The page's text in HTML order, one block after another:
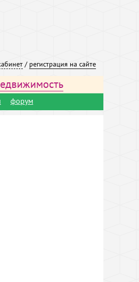
/ регистрация на сайте
форум